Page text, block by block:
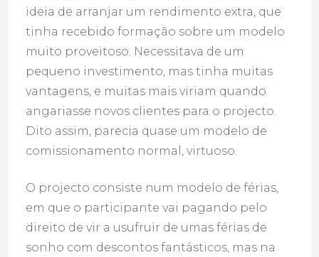
ideia de arranjar um rendimento extra, que
tinha recebido formação sobre um modelo
muito proveitoso. Necessitava de um
pequeno investimento, mas tinha muitas
vantagens, e muitas mais viriam quando
angariasse novos clientes para o projecto.
Dito assim, parecia quase um modelo de
comissionamento normal, virtuoso.
O projecto consiste num modelo de férias,
em que o participante vai pagando pelo
direito de vir a usufruir de umas férias de
sonho com descontos fantásticos, mas na